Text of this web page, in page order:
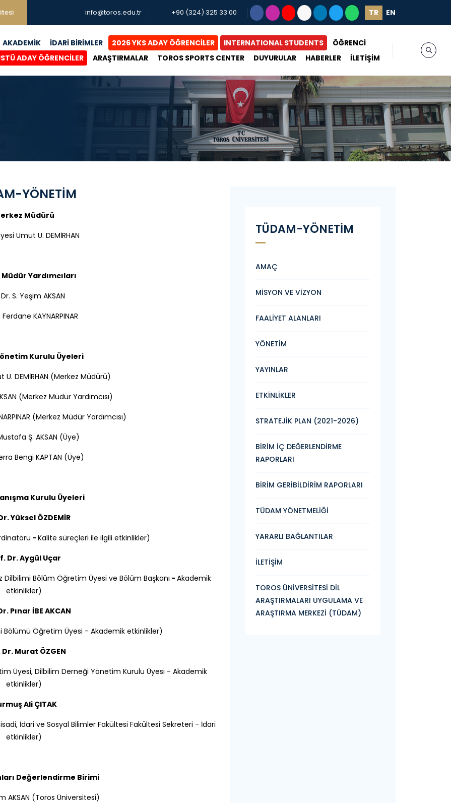
info@toros.edu.tr +90 (324) 325 33 00 TR EN
AKADEMİK İDARİ BİRİMLER 2026 YKS ADAY ÖĞRENCİLER INTERNATIONAL STUDENTS
ÖĞRENCİ
ADAY ÖĞRENCİLER ARAŞTIRMALAR TOROS SPORTS CENTER DUYURULAR HABERLER İLETİŞİM
YÖNETİM
Müdürü
Umut U. DEMİRHAN
Yardımcıları
S. Yeşim AKSAN
KAYNARPINAR
Kurulu Üyeleri
U. DEMİRHAN (Merkez Müdürü)
(Merkez Müdür Yardımcısı)
(Merkez Müdür Yardımcısı)
Ş. AKSAN (Üye)
Bengi KAPTAN (Üye)
Kurulu Üyeleri
Yüksel ÖZDEMİR
- Kalite süreçleri ile ilgili etkinlikler)
Dr. Aygül Uçar
Bölüm Öğretim Üyesi ve Bölüm Başkanı - Akademik
etkinlikler)
Pınar İBE AKCAN
Bölümü Öğretim Üyesi - Akademik etkinlikler)
Murat ÖZGEN
Üyesi, Dilbilim Derneği Yönetim Kurulu Üyesi - Akademik
etkinlikler)
Ali ÇITAK
İdari ve Sosyal Bilimler Fakültesi Fakültesi Sekreteri - İdari
etkinlikler)
Değerlendirme Birimi
AKSAN (Toros Üniversitesi)
TÜDAM-YÖNETİM
AMAÇ
MİSYON VE VİZYON
FAALİYET ALANLARI
YÖNETİM
YAYINLAR
ETKİNLİKLER
STRATEJİK PLAN (2021-2026)
BİRİM İÇ DEĞERLENDİRME
RAPORLARI
BİRİM GERİBİLDİRİM RAPORLARI
TÜDAM YÖNETMELİĞİ
YARARLI BAĞLANTILAR
İLETİŞİM
TOROS ÜNİVERSİTESİ DİL
ARAŞTIRMALARI UYGULAMA VE
ARAŞTIRMA MERKEZİ (TÜDAM)